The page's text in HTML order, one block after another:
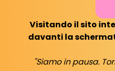
Visitando il sito
davanti la
"Siamo in pausa.